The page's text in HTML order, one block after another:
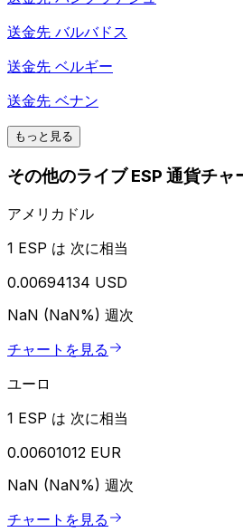
送金先 バルバドス
送金先 ベルギー
送金先 ベナン
もっと見る
その他のライブ ESP 通貨チャ
アメリカドル
1 ESP は 次に相当
0.00694134 USD
NaN (NaN%) 週次
チャートを見る
ユーロ
1 ESP は 次に相当
0.00601012 EUR
NaN (NaN%) 週次
チャートを見る